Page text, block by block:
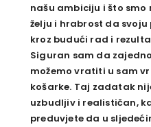
našu ambiciju i što smo
želju i hrabrost da
kroz budući rad i
Siguran sam da
možemo vratiti u sam
košarke. Taj zadatak
uzbudljiv i realističan,
preduvjete da u